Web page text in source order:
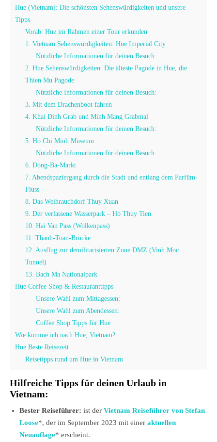
Hue (Vietnam): Die schönsten Sehenswürdigkeiten und unsere
Tipps
Vorab: Hue im Rahmen einer Tour erkunden
1. Vietnam Sehenswürdigkeiten: Hue Imperial City
Nützliche Informationen für deinen Besuch:
2. Hue Sehenswürdigkeiten: Die älteste Pagode in Hue, die
Thien Mu Pagode
Nützliche Informationen für deinen Besuch:
3. Mit dem Drachenboot fahren
4. Khai Dinh Grab und Minh Mang Grabmal
Nützliche Informationen für deinen Besuch:
5. Ho Chi Minh Museum
Nützliche Informationen für deinen Besuch:
6. Dong-Ba-Markt
7. Abendspaziergang durch die Stadt und entlang dem Parfüm-
Fluss
8. Das Weihrauchdorf Thuy Xuan
9. Der verlassene Wasserpark – Ho Thuy Tien
10. Hai Van Pass (Wolkenpass)
11. Thanh-Toan-Brücke
12. Ausflug zur demilitarisierten Zone DMZ (Vinh Moc
Tunnel)
13. Bach Ma Nationalpark
Hue Coffee Shop & Restauranttipps
Unsere Wahl zum Mittagessen:
Unsere Wahl zum Abendessen:
Coffee Shop Tipps für Hue
Wie komme ich nach Hue, Vietnam?
Hue Beste Reisezeit
Reisetipps rund um Hue in Vietnam
Hilfreiche Tipps für deinen Urlaub in
Vietnam:
Bester Reiseführer: ist der Vietnam Reiseführer von Stefan
Loose*, der im September 2023 mit einer aktuellen
Neuauflage* erscheint.